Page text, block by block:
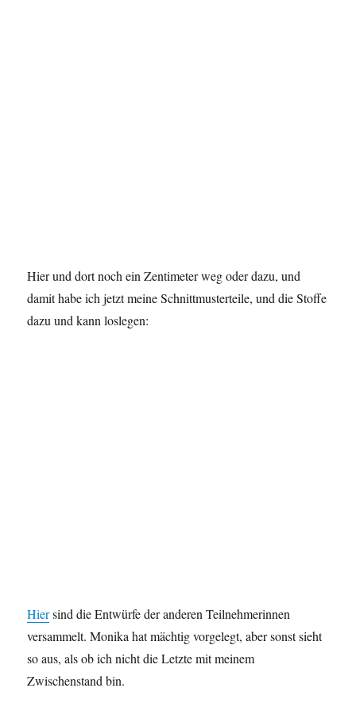
Hier und dort noch ein Zentimeter weg oder dazu, und
damit habe ich jetzt meine Schnittmusterteile, und die Stoffe
dazu und kann loslegen:
Hiersind die Entwürfe der anderen Teilnehmerinnen
versammelt. Monika hat mächtig vorgelegt, aber sonst sieht
so aus, als ob ich nicht die Letzte mit meinem
Zwischenstand bin.